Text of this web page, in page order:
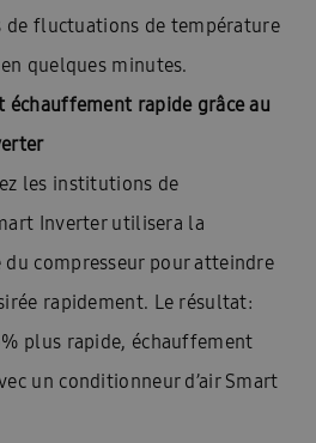
de fluctuations de température
quelques minutes.
échauffement rapide grâce au
les institutions de
Inverter utilisera la
du compresseur pour atteindre
rapidement. Le résultat:
plus rapide, échauffement
un conditionneur d’air Smart